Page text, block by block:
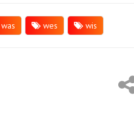
wes wis